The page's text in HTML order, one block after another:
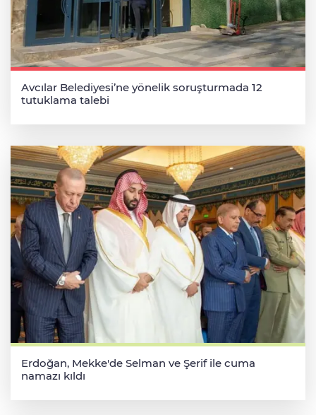
Avcılar Belediyesi’ne yönelik soruşturmada 12
tutuklama talebi
Erdoğan, Mekke'de Selman ve Şerif ile cuma
namazı kıldı